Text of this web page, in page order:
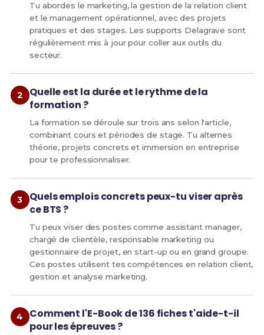
Tu abordes le marketing, la gestion de la relation client
et le management opérationnel, avec des projets
pratiques et des stages. Les supports Delagrave sont
régulièrement mis à jour pour coller aux outils du
secteur.
Quelle est la durée et le rythme de la
formation ?
La formation se déroule sur trois ans selon l'article,
combinant cours et périodes de stage. Tu alternes
théorie, projets concrets et immersion en entreprise
pour te professionnaliser.
Quels emplois concrets peux-tu viser après
ce BTS ?
Tu peux viser des postes comme assistant manager,
chargé de clientèle, responsable marketing ou
gestionnaire de projet, en start-up ou en grand groupe.
Ces postes utilisent tes compétences en relation client,
gestion et analyse marketing.
Comment l'E-Book de 136 fiches t'aide-t-il
pour les épreuves ?